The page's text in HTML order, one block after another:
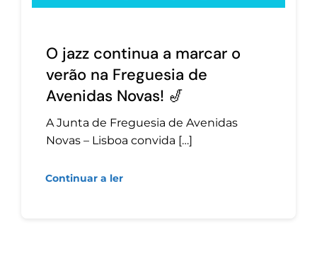
O jazz continua a marcar o
verão na Freguesia de
Avenidas Novas! 🎷
A Junta de Freguesia de Avenidas
Novas – Lisboa convida […]
Continuar a ler